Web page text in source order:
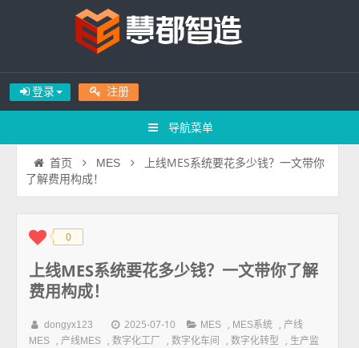
登录 注册
导航菜单
首页 MES
上线MES系统要花多少钱？一文带你
了解费用构成！
◆◆ 0
上线MES系统要花多少钱？一文带你了解
费用构成！
dongyx123 2025-07-10 MES , MES系统 , 产线
MES
, 产线MES ,数字化工厂 ,数字化车间 ,数字化转型 , 生产监